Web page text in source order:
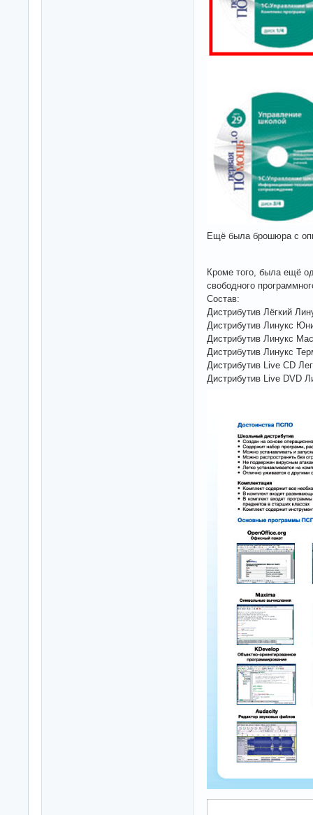
Ещё была брошюра с
Кроме того, была ещё
свободного
Состав:
Дистрибутив Лёгкий
Дистрибутив Линукс
Дистрибутив Линукс
Дистрибутив Линукс
Дистрибутив Live CD
Дистрибутив Live DVD